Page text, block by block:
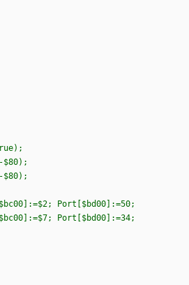
$80);
$80);
Port[$bd00]:=50;
Port[$bd00]:=34;